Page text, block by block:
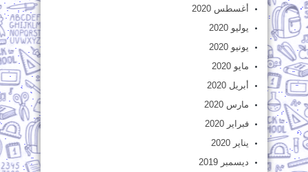
أغسطس 2020
يوليو 2020
يونيو 2020
مايو 2020
أبريل 2020
مارس 2020
فبراير 2020
يناير 2020
ديسمبر 2019